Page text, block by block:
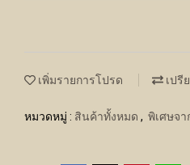
เพิ่มรายการโปรด เปรี
หมวดหมู่ : สินค้าทั้งหมด , พิเศษจา